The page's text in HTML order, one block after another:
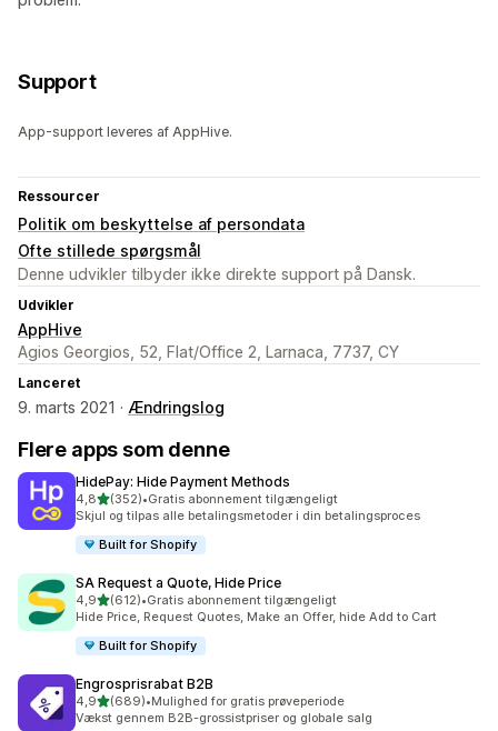
Support
App-support leveres af AppHive.
Ressourcer
Politik om beskyttelse af persondata
Ofte stillede spørgsmål
Denne udvikler tilbyder ikke direkte support på Dansk.
Udvikler
AppHive
Agios Georgios, 52, Flat/Office 2, Larnaca, 7737, CY
Lanceret
9. marts 2021 · Ændringslog
Flere apps som denne
HidePay: Hide Payment Methods
4,8ud af 5 stjerner
(352)
352 anmeldelser i alt
•Gratis abonnement tilgængeligt
Skjul og tilpas alle betalingsmetoder i din betalingsproces
Built for Shopify
SA Request a Quote, Hide Price
4,9ud af 5 stjerner
(612)
612 anmeldelser i alt
•Gratis abonnement tilgængeligt
Hide Price, Request Quotes, Make an Offer, hide Add to Cart
Built for Shopify
Engrosprisrabat B2B
4,9ud af 5 stjerner
(689)
689 anmeldelser i alt
•Mulighed for gratis prøveperiode
Vækst gennem B2B-grossistpriser og globale salg